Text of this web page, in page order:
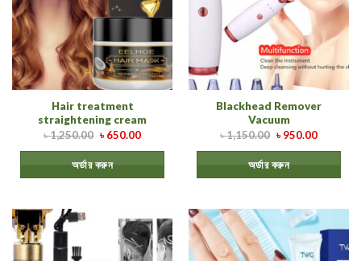
Hair treatment
straightening cream
৳1,250.00 ৳650.00
অর্ডার করুন
Blackhead Remover
Vacuum
৳1,150.00 ৳950.00
অর্ডার করুন